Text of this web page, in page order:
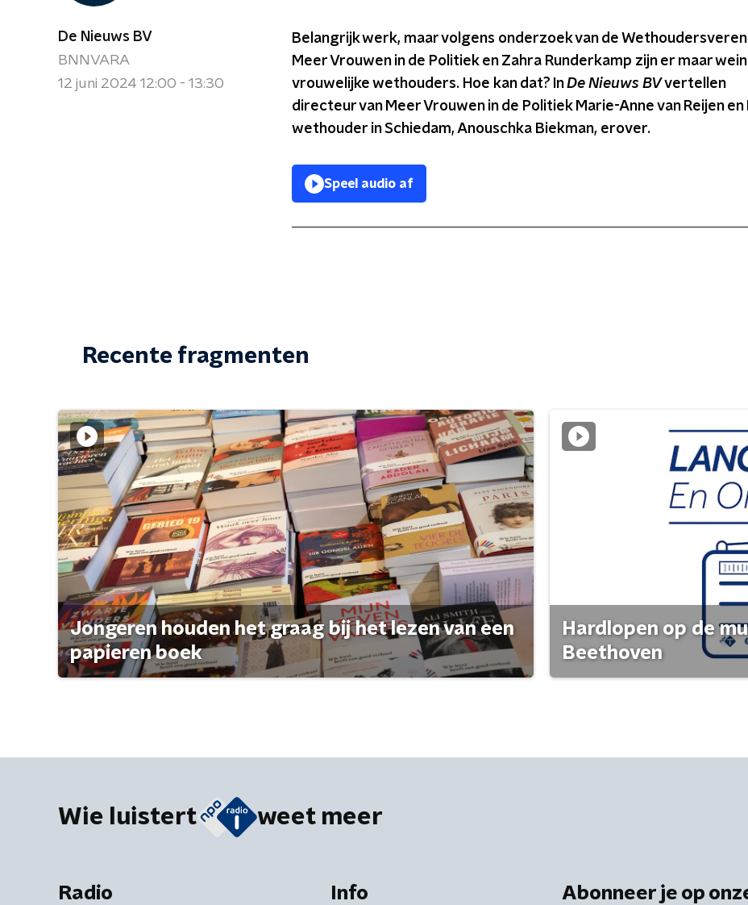
De Nieuws BV
BNNVARA
12 juni 2024 12:00 - 13:30
Belangrijk werk, maar volgens onderzoek van de
Meer Vrouwen in de Politiek en Zahra Runderkamp zijn er maar
vrouwelijke wethouders. Hoe kan dat? InDe Nieuws BVvertellen
directeur van Meer Vrouwen in de Politiek Marie-Anne van Reijen en
wethouder in Schiedam, Anouschka Biekman, erover.
Speel audio af
Recente fragmenten
Jongeren houden het graag bij het lezen van een
papieren boek
Hardlopen op de
Beethoven
Wie luistert weet meer
Radio Info Abonneer je op